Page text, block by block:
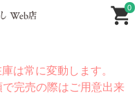
0
は常に変動します。
完売の際はご用意出来